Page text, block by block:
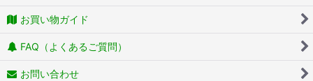
お買い物ガイド
FAQ（よくあるご質問）
お問い合わせ